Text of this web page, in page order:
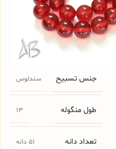
جنس تسبیح سندلوس
طول منگوله 13
تعداد دانه 51 دانه